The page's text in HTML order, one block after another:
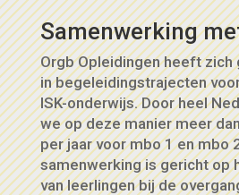
Samenwerking
Orgb Opleidingen heeft
in begeleidingstrajecten
ISK-onderwijs. Door heel
we op deze manier meer
per jaar voor mbo 1 en mbo
samenwerking is gericht op
van leerlingen bij de